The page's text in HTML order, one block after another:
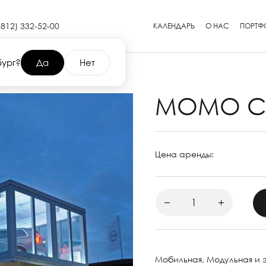
Да Нет
332-52-00 КАЛЕНДАРЬ О НАС
MOMO
Цена аренды:
Мобильная, Модульная и